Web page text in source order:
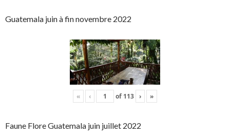
Guatemala juin à fin novembre 2022
« ‹ of 113 › »
Faune Flore Guatemala juin juillet 2022